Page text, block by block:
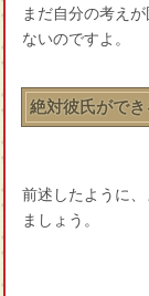
まだ自分の考え
ないのですよ。
絶対彼氏ができ
前述したように
ましょう。